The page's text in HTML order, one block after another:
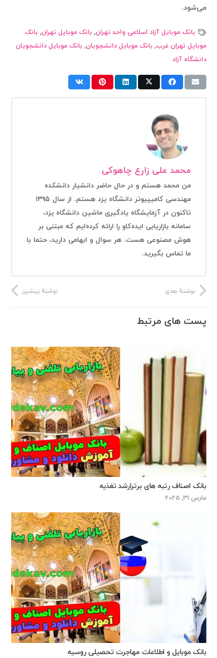
می‌شود.
بانک موبایل آزاد اسلامی واحد تهران, بانک موبایل تهران, بانک
موبایل تهران غرب, بانک موبایل دانشجویان, بانک موبایل دانشجویان
دانشگاه آزاد
محمد علی زارع چاهوکی
من محمد هستم و در حال حاضر دانشیار دانشکده
مهندسی کامیپیوتر دانشگاه یزد هستم. از سال ۱۳۹۵
تاکنون در آزمایشگاه یادگیری ماشین دانشگاه یزد،
سامانه بازاریابی ایده‌کاو را ارائه کرده‌ایم که مبتنی بر
هوش مصنوعی هست. هر سوال و ابهامی دارید، حتما با
ما تماس بگیرید.
نوشتهٔ پیشین نوشتهٔ بعدی
پست های مرتبط
بانک اصناف رتبه های برترارشد تغذیه
مارس 31, 2025
بانک موبایل و اطلاعات مهاجرت تحصیلی روسیه